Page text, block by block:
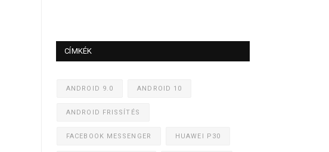
CÍMKÉK
ANDROID 9.0 ANDROID 10
ANDROID FRISSÍTÉS
FACEBOOK MESSENGER HUAWEI P30